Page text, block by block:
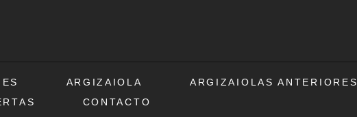
ARGIZAIOLA ARGIZAIOLAS ANTERIORES
CONTACTO